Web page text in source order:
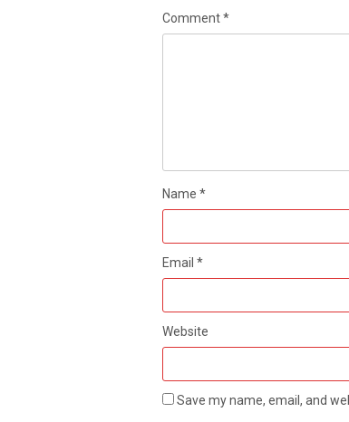
Comment*
Name *
Email *
Website
Save my name, email, and